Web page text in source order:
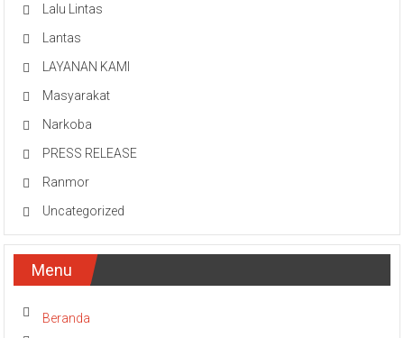
Lalu Lintas
Lantas
LAYANAN KAMI
Masyarakat
Narkoba
PRESS RELEASE
Ranmor
Uncategorized
Menu
Beranda